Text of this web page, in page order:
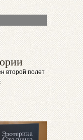
второй полет